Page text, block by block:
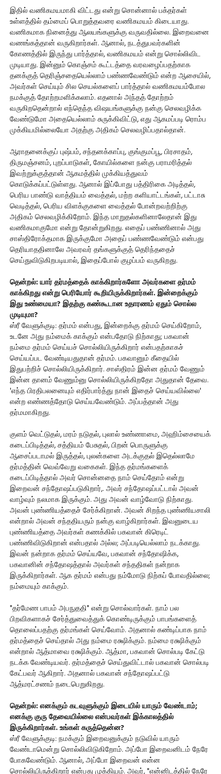
இதில் வணிகமயமாகி விட்டது என்று சொன்னால் பக்தர்கள்
உள்ளத்தில் தம்மைப் பொறுத்தவரை வணிகமயம் கிடையாது.
வணிகமாக நினைத்து ஆலயங்களுக்கு வருவதில்லை. இறைவனை
வணங்கத்தான் வருகிறார்கள். ஆனால், நடத்துபவர்களின்
கோணத்தில் இருந்து பார்த்தால், வணிகமயம் என்று சொல்லிவிட
முடியாது. இன்னும் கொஞ்சம் கூட்டத்தை வரவழைப்பதற்காக
தனக்குத் தெரிஞ்சதையெல்லாம் பண்ணவேண்டும் என்ற ஆசையில்,
அவர்கள் செய்யும் சில செயல்களைப் பார்த்தால் வணிகமயம்போல
நமக்குத் தோற்றமளிக்கலாம். எதனால் அந்தத் தோற்றம்
வருகிறதென்றால் எந்தெந்த விஷயங்களுக்கு நன்கு செலவழிக்க
வேண்டுமோ அதையெல்லாம் சுருக்கிவிட்டு, எது ஆகமப்படி ரொம்ப
முக்கியமில்லையோ அதற்கு அதிகம் செலவழிப்பதால்தான்.
ஆராதனைக்குப் புஷ்பம், சந்தனக்காப்பு, குங்குமப்பூ, பிரசாதம்,
திருமஞ்சனம், புறப்பாடுகள், கோயில்களை நன்கு பராமரித்தல்
இவற்றுக்குத்தான் ஆகமத்தில் முக்கியத்துவம்
கொடுக்கப்பட்டுள்ளது. ஆனால் இப்போது பத்திரிகை அடித்தல்,
பெரிய பாண்டு வாத்தியம் வைத்தல், மற்ற களியாட்டங்கள், பட்டாசு
வெடித்தல், பெரிய விளக்குகளை வைத்தல் போன்றவற்றிற்கு
அதிகம் செலவழிக்கிறோம். இந்த மாறுதல்களினாலேதான் இது
வணிகமாகுமோ என்று தோன்றுகிறது. எதைப் பண்ணினால் அது
சாஸ்திரோக்தமாக இருக்குமோ அதைப் பண்ணவேண்டும் என்பது
தெரியாததினாலே அவரவர் தங்களுக்குத் தெரிந்ததைச்
செய்துவிடுகிறபடியால், இதைப்போல் குழப்பம் வருகிறது.
தென்றல்: யார் தர்மத்தைக் காக்கிறார்களோ அவர்களை தர்மம்
காக்கிறது என்று பெரியோர் கூறியிருக்கிறார்கள். இன்றைக்கும்
இது உண்மையா? இதற்கு கண்கூடான உதாரணம் ஏதும் சொல்ல
முடியுமா?
ஸ்ரீ வேளுக்குடி: தர்மம் என்பது, இன்றைக்கு தர்மம் செய்கிறோம்,
உடனே அது நம்மைக் காக்கும் என்பதோடு நிற்காது; பகவான்
நம்மை தர்மம் செய்யச் சொல்லியிருக்கிறார் என்பதற்காகச்
செய்யப்பட வேண்டியதுதான் தர்மம். பகவானும் கீதையில்
இதுபற்றிச் சொல்லியிருக்கிறார். சாஸ்திரம் இன்ன தர்மம் வேணும்
இன்ன தானம் வேணும்னு சொல்லியிருக்கிறதோ அதுதான் தேவை.
'எந்த பிரதிபலனையும் எதிர்பார்த்து நான் இதைச் செய்யவில்லை'
என்ற எண்ணத்தோடு செய்யவேண்டும். அப்பத்தான் அது
தர்மமாகிறது.
குளம் வெட்டுதல், மரம் நடுதல், புலால் உண்ணாமை, அஹிம்சையைக்
கடைப்பிடித்தல், சத்தியம் பேசுதல், பிறன் பொருளுக்கு
ஆசைப்படாமல் இருத்தல், புலன்களை அடக்குதல் இதெல்லாமே
தர்மத்தின் வெவ்வேறு வகைகள். இந்த தர்மங்களைக்
கடைப்பிடித்தால் அவர் சொன்னதை நாம் செய்தோம் என்று
இறைவன் சந்தோஷப்படுகிறார்,. அவர் சந்தோஷப்பட்டால் அவன்
வாழ்வும் நலமாக இருக்கும். அது அவன் வாழ்வோடு நிற்காது.
அவன் புண்ணியத்தைச் சேர்க்கிறான். அவன் சிறந்த புண்ணியசாலி
என்றால் அவன் சந்ததியரும் நன்கு வாழ்கிறார்கள். இவனுடைய
புண்ணியத்தை அவர்கள் கணக்கில் பகவான் கிரெடிட்
பண்ணிவிடுகிறான் என்பதால் அல்ல; அப்படியெல்லாம் நடக்காது.
இவன் நன்றாக தர்மம் செய்யவே, பகவான் சந்தோஷிக்க,
பகவானின் சந்தோஷத்தால் அவர்கள் சந்ததிகள் நன்றாக
இருக்கிறார்கள். ஆக தர்மம் என்பது நம்மோடு நிற்கப் போவதில்லை;
நம்மையும் காக்கும்.
"தர்மேண பாபம் அபநுததி" என்று சொல்வார்கள். நாம் பல
பிறவிகளாகச் சேர்த்துவைத்துக் கொண்டிருக்கும் பாபங்களைத்
தொலைப்பதற்கு தர்மங்கள் செய்வோம். அதனால் கண்டிப்பாக நாம்
தர்மத்தைச் செய்தால் அது நம்மை ரக்ஷிக்கும். நம்மை ரக்ஷிக்கும்
என்றால் ஆத்மாவை ரக்ஷிக்கும். ஆத்மா, பகவான் சொல்படி கேட்டு
நடக்க வேண்டியவர். தர்மத்தைச் செய்துவிட்டால் பகவான் சொல்படி
கேட்பவர் ஆகிறார். அதனால் பகவான் சந்தோஷப்பட்டு
ஆத்மரட்சணம் நடைபெறுகிறது.
தென்றல்: எனக்கும் கடவுளுக்கும் இடையில் யாரும் வேண்டாம்;
எனக்கு குரு தேவையில்லை என்பவர்கள் இக்காலத்தில்
இருக்கிறார்கள். உங்கள் கருத்தென்ன?
ஸ்ரீ வேளுக்குடி: நமக்கும் இறைவனுக்கும் நடுவில் யாரும்
வேண்டாமென்று சொல்லிவிடுகிறோம். அப்போ இறைவனிடம் நேரே
போகவேண்டும். ஆனால், அப்போ இறைவன் என்ன
சொல்லியிருக்கிறார் என்பது முக்கியம். அவர், "என்னிடத்தில் நேரே